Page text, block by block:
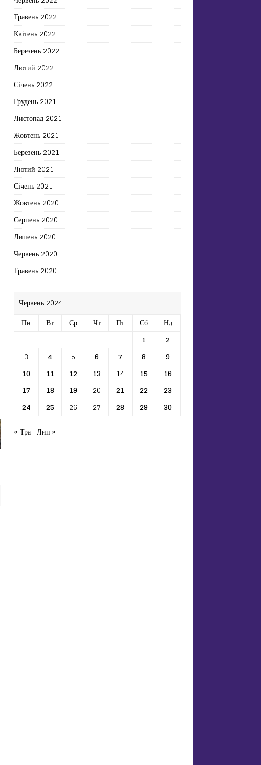
Травень 2022
Квітень 2022
Березень 2022
Лютий 2022
Січень 2022
Грудень 2021
Листопад 2021
Жовтень 2021
Березень 2021
Лютий 2021
Січень 2021
Жовтень 2020
Серпень 2020
Липень 2020
Червень 2020
Травень 2020
Червень 2024
Пн
Вт Ср Чт Пт Сб
Нд
1
2
3
4 5 6 7 8
9
10
11 12 13 14 15
16
17
18 19 20 21 22
23
24
25 26 27 28 29
30
« Тра Лип »